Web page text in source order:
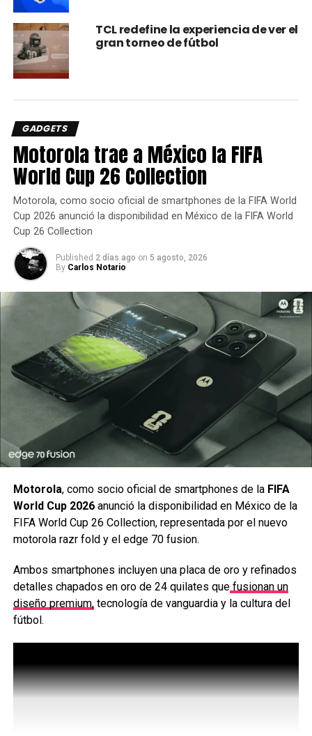
una versión alterna de la noche que pudo haber sido:
reuniones espontáneas, aventuras inolvidables y
momentos compartidos que no sucedieron… por ahora.
“En TaDa Delivery buscamos construir relaciones más
puede usarse para fortalecer la conexión emocional con
la marca y motivar a concretar esas reuniones con familia
y amigos”
afirmó Rodolfo Vargas, Director de Direct-to-
Consumer Marketing en Grupo Modelo.
La propuesta de TaDa
Delivery
Además de generar cercanía, “Planes Abandonados”
ofrece una solución creativa a uno de los principales retos
del comercio digital: la tasa de abandono de carritos.
A través de una narrativa personalizada y divertida, se
impulsa la reactivación de la compra con una experiencia
ágil y completamente integrada.
La base de los diseños utilizados para la AI fue creada
por diseñadores y artistas gráficos de R/GA. Gracias a la
inteligencia artificial, estos diseños pueden editarse y
una conexión más íntima y efectiva.
TCL redefine la experiencia de ver el
gran torneo de fútbol
GADGETS
Motorola trae a México la FIFA
World Cup 26 Collection
Motorola, como socio oficial de smartphones de la FIFA World
Cup 2026 anunció la disponibilidad en México de la FIFA World
Cup 26 Collection
Published 2 días ago on 5 agosto, 2026
By Carlos Notario
Motorola, como socio oficial de smartphones de laFIFA
World Cup 2026 anunció la disponibilidad en México de la
FIFA World Cup 26 Collection, representada por el nuevo
motorola razr fold y el edge 70 fusion.
Ambos smartphones incluyen una placa de oro y refinados
detalles chapados en oro de 24 quilates quefusionan un
diseño premium,tecnología de vanguardia y la cultura del
fútbol.